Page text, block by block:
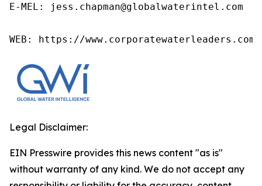
E-MEL: jess.chapman@globalwaterintel.com
WEB: https://www.corporatewaterleaders.com
Legal Disclaimer:
EIN Presswire provides this news content "as is"
without warranty of any kind. We do not accept any